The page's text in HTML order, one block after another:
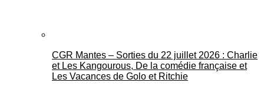
CGR Mantes – Sorties du 22 juillet 2026 : Charlie
et Les Kangourous, De la comédie française et
Les Vacances de Golo et Ritchie